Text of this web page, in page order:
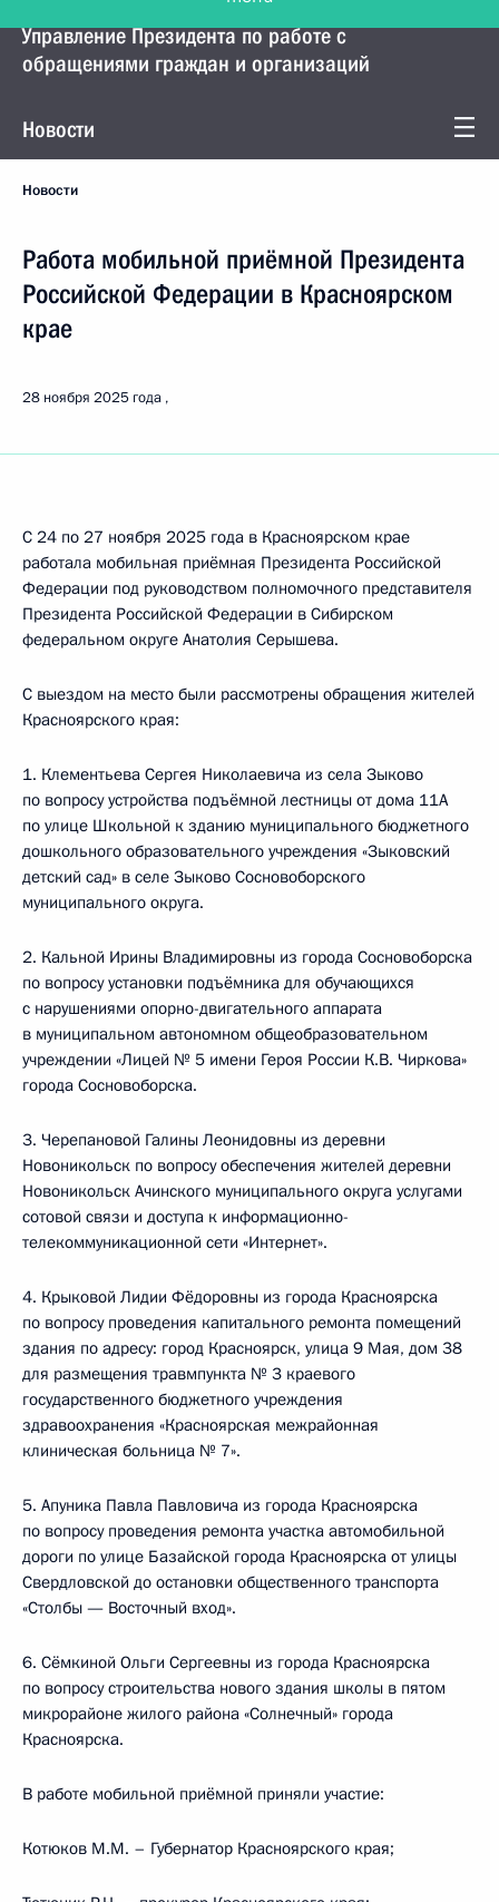
Управление Президента по работе с
обращениями граждан и организаций
Новости
Новости
Работа мобильной приёмной Президента
Российской Федерации в Красноярском
крае
28 ноября 2025 года
С 24 по 27 ноября 2025 года в Красноярском крае
работала мобильная приёмная Президента Российской
Федерации под руководством полномочного представителя
Президента Российской Федерации в Сибирском
федеральном округе Анатолия Серышева.
С выездом на место были рассмотрены обращения жителей
Красноярского края:
1. Клементьева Сергея Николаевича из села Зыково
по вопросу устройства подъёмной лестницы от дома 11А
по улице Школьной к зданию муниципального бюджетного
дошкольного образовательного учреждения «Зыковский
детский сад» в селе Зыково Сосновоборского
муниципального округа.
2. Кальной Ирины Владимировны из города Сосновоборска
по вопросу установки подъёмника для обучающихся
с нарушениями опорно-двигательного аппарата
в муниципальном автономном общеобразовательном
учреждении «Лицей № 5 имени Героя России К.В. Чиркова»
города Сосновоборска.
3. Черепановой Галины Леонидовны из деревни
Новоникольск по вопросу обеспечения жителей деревни
Новоникольск Ачинского муниципального округа услугами
сотовой связи и доступа к информационно-
телекоммуникационной сети «Интернет».
4. Крыковой Лидии Фёдоровны из города Красноярска
по вопросу проведения капитального ремонта помещений
здания по адресу: город Красноярск, улица 9 Мая, дом 38
для размещения травмпункта № 3 краевого
государственного бюджетного учреждения
здравоохранения «Красноярская межрайонная
клиническая больница № 7».
5. Апуника Павла Павловича из города Красноярска
по вопросу проведения ремонта участка автомобильной
дороги по улице Базайской города Красноярска от улицы
Свердловской до остановки общественного транспорта
«Столбы — Восточный вход».
6. Сёмкиной Ольги Сергеевны из города Красноярска
по вопросу строительства нового здания школы в пятом
микрорайоне жилого района «Солнечный» города
Красноярска.
В работе мобильной приёмной приняли участие:
Котюков М.М. – Губернатор Красноярского края;